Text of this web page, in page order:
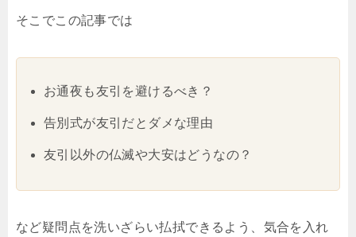
そこでこの記事では
お通夜も友引を避けるべき？
告別式が友引だとダメな理由
友引以外の仏滅や大安はどうなの？
など疑問点を洗いざらい払拭できるよう、気合を入れ